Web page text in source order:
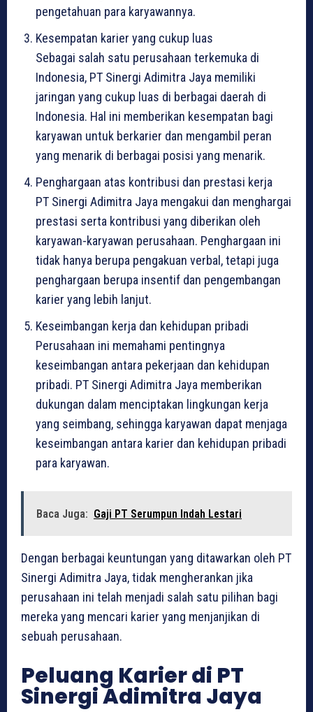
pengetahuan para karyawannya.
Kesempatan karier yang cukup luas
Sebagai salah satu perusahaan terkemuka di
Indonesia, PT Sinergi Adimitra Jaya memiliki
jaringan yang cukup luas di berbagai daerah di
Indonesia. Hal ini memberikan kesempatan bagi
karyawan untuk berkarier dan mengambil peran
yang menarik di berbagai posisi yang menarik.
Penghargaan atas kontribusi dan prestasi kerja
PT Sinergi Adimitra Jaya mengakui dan menghargai
prestasi serta kontribusi yang diberikan oleh
karyawan-karyawan perusahaan. Penghargaan ini
tidak hanya berupa pengakuan verbal, tetapi juga
penghargaan berupa insentif dan pengembangan
karier yang lebih lanjut.
Keseimbangan kerja dan kehidupan pribadi
Perusahaan ini memahami pentingnya
keseimbangan antara pekerjaan dan kehidupan
pribadi. PT Sinergi Adimitra Jaya memberikan
dukungan dalam menciptakan lingkungan kerja
yang seimbang, sehingga karyawan dapat menjaga
keseimbangan antara karier dan kehidupan pribadi
para karyawan.
Baca Juga: Gaji PT Serumpun Indah Lestari
Dengan berbagai keuntungan yang ditawarkan oleh PT
Sinergi Adimitra Jaya, tidak mengherankan jika
perusahaan ini telah menjadi salah satu pilihan bagi
mereka yang mencari karier yang menjanjikan di
sebuah perusahaan.
Peluang Karier di PT
Sinergi Adimitra Jaya